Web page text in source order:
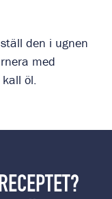
den i ugnen
med
öl.